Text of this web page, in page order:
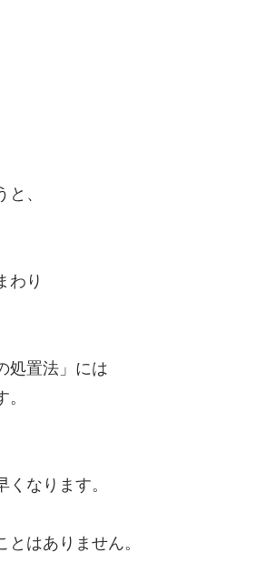
、
わり
処置法」には
なります。
はありません。